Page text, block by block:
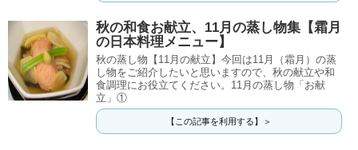
秋の和食お献立、11月の蒸し物集【霜月
の日本料理メニュー】
秋の蒸し物【11月の献立】今回は11月（霜月）の蒸
し物をご紹介したいと思いますので、秋の献立や和
食調理にお役立てください。11月の蒸し物「お献
立」①
【この記事を利用する】＞